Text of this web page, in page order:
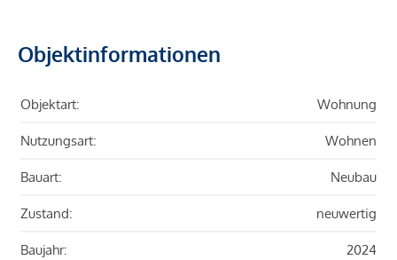
Objektinformationen
Objektart: Wohnung
Nutzungsart: Wohnen
Bauart: Neubau
Zustand: neuwertig
Baujahr: 2024